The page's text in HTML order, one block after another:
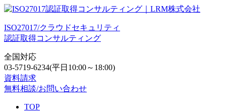
ISO27017/クラウドセキュリティ
認証取得コンサルティング
全国対応
03-5719-6234(平日10:00～18:00)
資料請求
無料相談/お問い合わせ
TOP